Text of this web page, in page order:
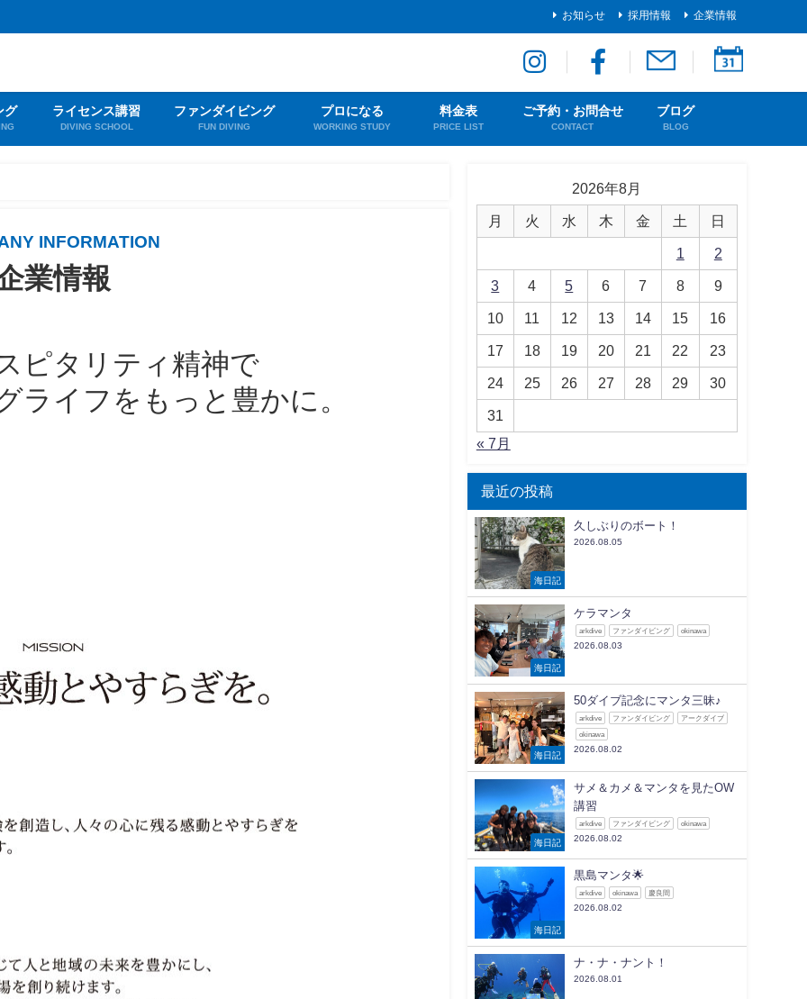
お知らせ 採用情報 企業情報
グ ライセンス講習
DIVING SCHOOL
ファンダイビング
FUN DIVING
プロになる
WORKING STUDY
料金表
PRICE LIST
ご予約・お問合せ
CONTACT
ブログ
BLOG
INFORMATION
業情報
ピタリティ精神で
ライフをもっと豊かに。
2026年8月
月 火 水 木 金 土 日
1 2
3 4 5 6 7 8 9
10 11 12 13 14 15 16
17 18 19 20 21 22 23
24 25 26 27 28 29 30
31
« 7月
最近の投稿
海日記
久しぶりのボート！
2026.08.05
海日記
ケラマンタ
arkdive ファンダイビング okinawa
2026.08.03
海日記
50ダイブ記念にマンタ三昧♪
arkdive ファンダイビング アークダイブ
okinawa
2026.08.02
海日記
サメ＆カメ＆マンタを見たOW
講習
arkdive ファンダイビング okinawa
2026.08.02
海日記
黒島マンタ🌟
arkdive okinawa 慶良間
2026.08.02
ナ・ナ・ナント！
2026.08.01